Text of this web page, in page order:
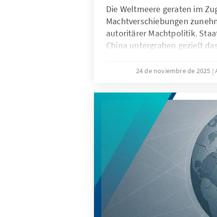
Die Weltmeere geraten im
Machtverschiebungen
autoritärer Machtpolitik.
China untergraben gezielt
die als „Lawfare“ bekannt
Südchinesischen Meer
Recht zur Machtfrage wird.
verdeutlichen: Wo das
geraten Europas Sicherheit,
die regelbasierte Ordnung
24 de noviembre de 2025